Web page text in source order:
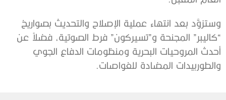
وستزوَّد بعد انتهاء عملية الإصلاح والتحديث بصواريخ
“كاليبر” المجنحة و”تسيركون” فرط الصوتية، فضلاً عن
أحدث المروحيات البحرية ومنظومات الدفاع الجوي
والطوربيدات المضادة للغواصات.